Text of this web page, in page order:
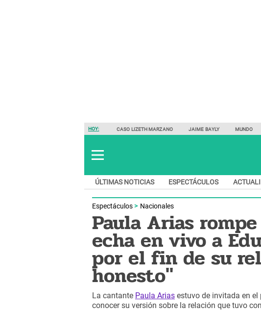
HOY: CASO LIZETH MARZANO JAIME BAYLY MUNDO
ÚLTIMAS NOTICIAS ESPECTÁCULOS
Espectáculos Nacionales
Paula Arias
echa en vivo a
por el fin de su
honesto"
La cantante Paula Arias estuvo de invitada en
conocer su versión sobre la relación que tuvo con